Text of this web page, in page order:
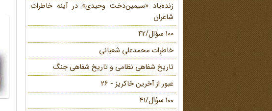
زنده‌یاد «سیمین‌دخت وحیدی» در آینه خاطرات
شاعران
100 سؤال/42
خاطرات محمد‌علی شعبانی
تاریخ شفاهی نظامی و تاریخ شفاهی جنگ
عبور از آخرین خاکریز - 26
100 سؤال/41